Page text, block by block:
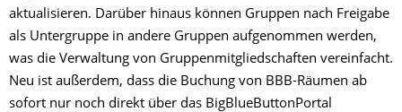
aktualisieren. Darüber hinaus können Gruppen nach Freigabe
als Untergruppe in andere Gruppen aufgenommen werden,
was die Verwaltung von Gruppenmitgliedschaften vereinfacht.
Neu ist außerdem, dass die Buchung von BBB-Räumen ab
sofort nur noch direkt über das BigBlueButtonPortal